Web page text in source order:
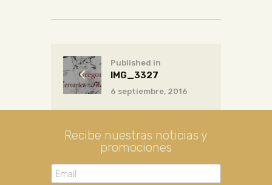
NOTICIAS
Published in
IMG_3327
6 septiembre, 2016
Recibe nuestras noticias y
promociones